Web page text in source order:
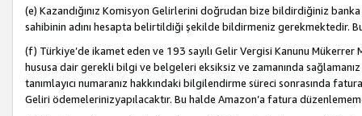
(e) Kazandığınız Komisyon Gelirlerini doğrudan bize bildirdiğiniz banka
sahibinin adını hesapta belirtildiği şekilde bildirmeniz gerekmektedir.
(f) Türkiye’de ikamet eden ve 193 sayılı Gelir Vergisi Kanunu
hususa dair gerekli bilgi ve belgeleri eksiksiz ve zamanında
tanımlayıcı numaranız hakkındaki bilgilendirme süreci sonrasında
Geliri ödemelerinizyapılacaktır. Bu halde Amazon’a fatura